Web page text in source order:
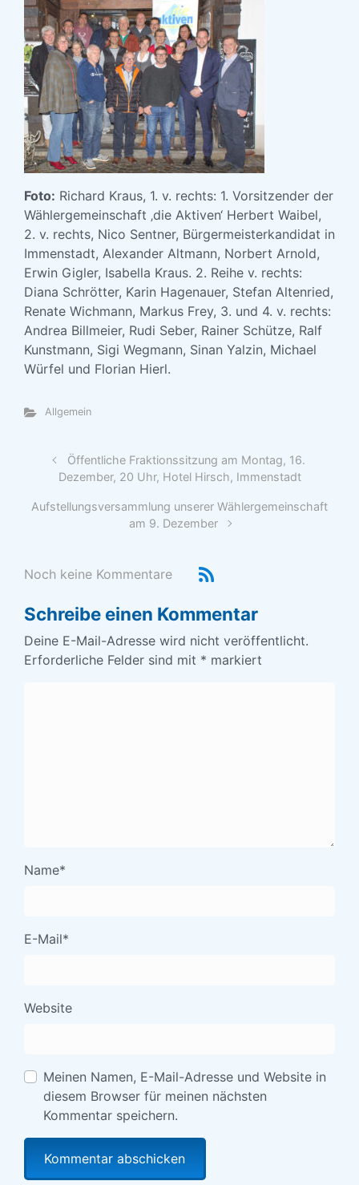
Foto: Richard Kraus, 1. v. rechts: 1. Vorsitzender der
Wählergemeinschaft ‚die Aktiven‘ Herbert Waibel,
2. v. rechts, Nico Sentner, Bürgermeisterkandidat in
Immenstadt, Alexander Altmann, Norbert Arnold,
Erwin Gigler, Isabella Kraus. 2. Reihe v. rechts:
Diana Schrötter, Karin Hagenauer, Stefan Altenried,
Renate Wichmann, Markus Frey, 3. und 4. v. rechts:
Andrea Billmeier, Rudi Seber, Rainer Schütze, Ralf
Kunstmann, Sigi Wegmann, Sinan Yalzin, Michael
Würfel und Florian Hierl.
Allgemein
Öffentliche Fraktionssitzung am Montag, 16.
Dezember, 20 Uhr, Hotel Hirsch, Immenstadt
Aufstellungsversammlung unserer Wählergemeinschaft
am 9. Dezember
Noch keine Kommentare
Schreibe einen Kommentar
Deine E-Mail-Adresse wird nicht veröffentlicht.
Erforderliche Felder sind mit * markiert
Name*
E-Mail*
Website
Meinen Namen, E-Mail-Adresse und Website in
diesem Browser für meinen nächsten
Kommentar speichern.